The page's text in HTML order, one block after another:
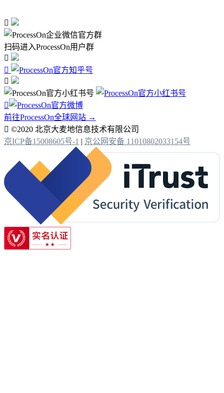

扫码进入ProcessOn用户群




前往ProcessOn全球网站 →
 ©2020 北京大麦地信息技术有限公司
京ICP备15008605号-1 | 京公网安备 11010802033154号